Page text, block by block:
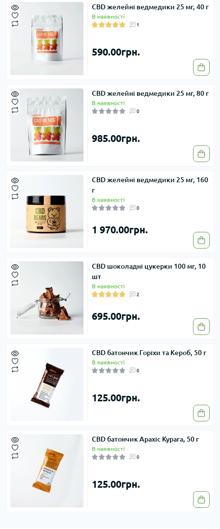
CBD желейні ведмедики 25 мг, 40 г
В наявності
1
590.00грн.
CBD желейні ведмедики 25 мг, 80 г
В наявності
0
985.00грн.
CBD желейні ведмедики 25 мг, 160
г
В наявності
0
1 970.00грн.
CBD шоколадні цукерки 100 мг, 10
шт
В наявності
2
695.00грн.
CBD батончик Горіхи та Кероб, 50 г
В наявності
0
125.00грн.
CBD батончик Арахіс Курага, 50 г
В наявності
0
125.00грн.